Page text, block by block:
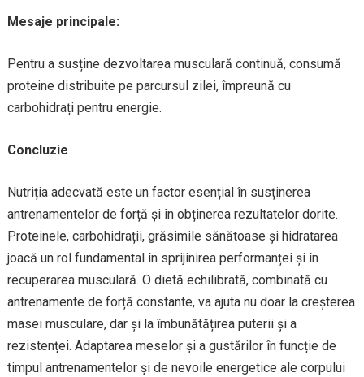
Mesaje principale:
Pentru a susține dezvoltarea musculară continuă, consumă
proteine distribuite pe parcursul zilei, împreună cu
carbohidrați pentru energie.
Concluzie
Nutriția adecvată este un factor esențial în susținerea
antrenamentelor de forță și în obținerea rezultatelor dorite.
Proteinele, carbohidrații, grăsimile sănătoase și hidratarea
joacă un rol fundamental în sprijinirea performanței și în
recuperarea musculară. O dietă echilibrată, combinată cu
antrenamente de forță constante, va ajuta nu doar la creșterea
masei musculare, dar și la îmbunătățirea puterii și a
rezistenței. Adaptarea meselor și a gustărilor în funcție de
timpul antrenamentelor și de nevoile energetice ale corpului